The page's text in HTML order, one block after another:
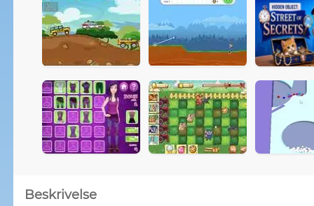
Beskrivelse